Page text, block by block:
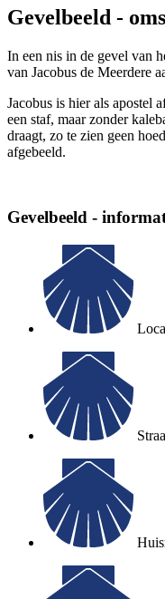
Gevelbeeld -
In een nis in de gevel van
van Jacobus de Meerdere
Jacobus is hier als apostel
een staf, maar zonder
draagt, zo te zien geen
afgebeeld.
Gevelbeeld -